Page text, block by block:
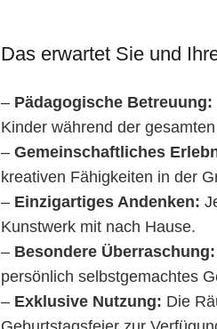
Das erwartet Sie und
– Pädagogische Betreuung:
Kinder während der
– Gemeinschaftliches
kreativen Fähigkeiten in der
– Einzigartiges Andenken:
Kunstwerk mit nach Hause.
– Besondere Überraschung:
persönlich selbstgemachtes
– Exklusive Nutzung: Die